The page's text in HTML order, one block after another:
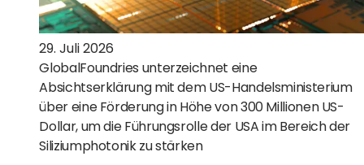
29. Juli 2026
GlobalFoundries unterzeichnet eine
Absichtserklärung mit dem US-Handelsministerium
über eine Förderung in Höhe von 300 Millionen US-
Dollar, um die Führungsrolle der USA im Bereich der
Siliziumphotonik zu stärken